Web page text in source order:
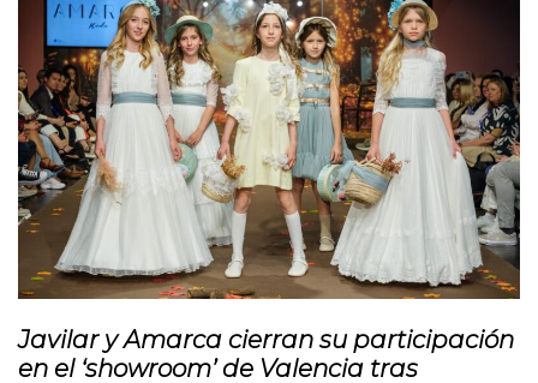
Javilar y Amarca cierran su participación
en el ‘showroom’ de Valencia tras